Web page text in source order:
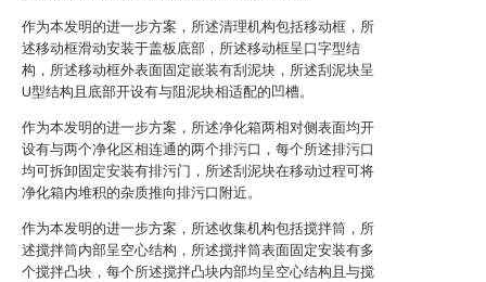
作为本发明的进一步方案，所述清理机构包括移动框，所
述移动框滑动安装于盖板底部，所述移动框呈口字型结
构，所述移动框外表面固定嵌装有刮泥块，所述刮泥块呈
U型结构且底部开设有与阻泥块相适配的凹槽。
作为本发明的进一步方案，所述净化箱两相对侧表面均开
设有与两个净化区相连通的两个排污口，每个所述排污口
均可拆卸固定安装有排污门，所述刮泥块在移动过程可将
净化箱内堆积的杂质推向排污口附近。
作为本发明的进一步方案，所述收集机构包括搅拌筒，所
述搅拌筒内部呈空心结构，所述搅拌筒表面固定安装有多
个搅拌凸块，每个所述搅拌凸块内部均呈空心结构且与搅